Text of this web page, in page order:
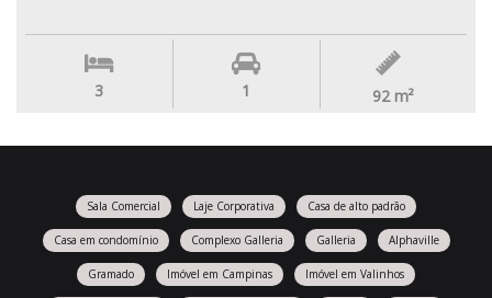
3 1 92 m²
Sala Comercial Laje Corporativa Casa de alto padrão
Casa em condomínio Complexo Galleria Galleria Alphaville
Gramado Imóvel em Campinas Imóvel em Valinhos